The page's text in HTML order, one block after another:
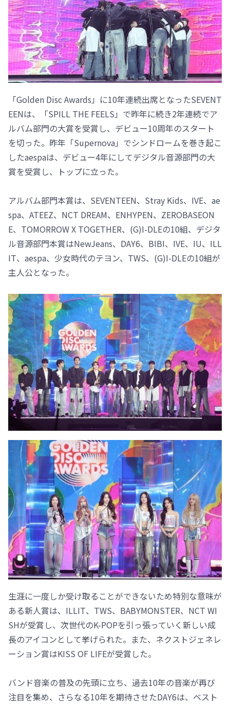
「Golden Disc Awards」に10年連続出席となったSEVENT
EENは、「SPILL THE FEELS」で昨年に続き2年連続でア
ルバム部門の大賞を受賞し、デビュー10周年のスタート
を切った。昨年「Supernova」でシンドロームを巻き起こ
したaespaは、デビュー4年にしてデジタル音源部門の大
賞を受賞し、トップに立った。
アルバム部門本賞は、SEVENTEEN、Stray Kids、IVE、ae
spa、ATEEZ、NCT DREAM、ENHYPEN、ZEROBASEON
E、TOMORROW X TOGETHER、(G)I-DLEの10組、デジタ
ル音源部門本賞はNewJeans、DAY6、BIBI、IVE、IU、ILL
IT、aespa、少女時代のテヨン、TWS、(G)I-DLEの10組が
主人公となった。
生涯に一度しか受け取ることができないため特別な意味が
ある新人賞は、ILLIT、TWS、BABYMONSTER、NCT WI
SHが受賞し、次世代のK-POPを引っ張っていく新しい成
長のアイコンとして挙げられた。また、ネクストジェネレ
ーション賞はKISS OF LIFEが受賞した。
バンド音楽の普及の先頭に立ち、過去10年の音楽が再び
注目を集め、さらなる10年を期待させたDAY6は、ベスト